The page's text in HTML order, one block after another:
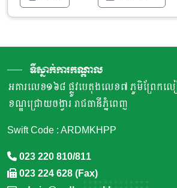
ទីស្នាក់ការកណ្តាល
អគារលេខ១៦៨ ផ្លូវបេតុងលេខ៧ ភូមិព្រែកល
ខណ្ឌជ្រោយចង្វារ រាជធានីភ្នំពេញ
Swift Code : ARDMKHPP
023 220 810/811
023 224 628 (Fax)